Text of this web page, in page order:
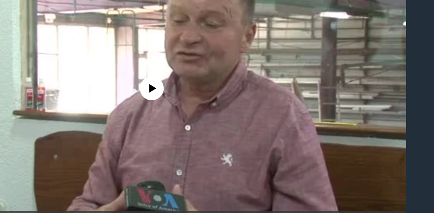
No media source currently available